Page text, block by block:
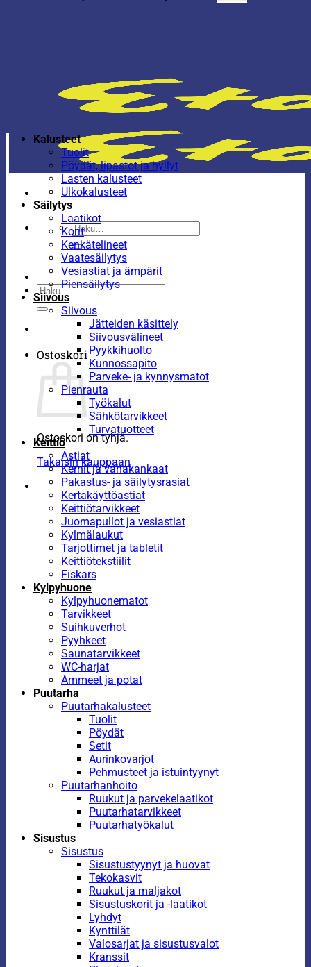
Etsi:
Etsi:
Ostoskori
Ostoskori on tyhjä.
Takaisin kauppaan
Kalusteet
Tuolit
Pöydät, lipastot ja hyllyt
Lasten kalusteet
Ulkokalusteet
Säilytys
Laatikot
Korit
Kenkätelineet
Vaatesäilytys
Vesiastiat ja ämpärit
Piensäilytys
Siivous
Siivous
Jätteiden käsittely
Siivousvälineet
Pyykkihuolto
Kunnossapito
Parveke- ja kynnysmatot
Pienrauta
Työkalut
Sähkötarvikkeet
Turvatuotteet
Keittiö
Astiat
Kernit ja vahakankaat
Pakastus- ja säilytysrasiat
Kertakäyttöastiat
Keittiötarvikkeet
Juomapullot ja vesiastiat
Kylmälaukut
Tarjottimet ja tabletit
Keittiötekstiilit
Fiskars
Kylpyhuone
Kylpyhuonematot
Tarvikkeet
Suihkuverhot
Pyyhkeet
Saunatarvikkeet
WC-harjat
Ammeet ja potat
Puutarha
Puutarhakalusteet
Tuolit
Pöydät
Setit
Aurinkovarjot
Pehmusteet ja istuintyynyt
Puutarhanhoito
Ruukut ja parvekelaatikot
Puutarhatarvikkeet
Puutarhatyökalut
Sisustus
Sisustus
Sisustustyynyt ja huovat
Tekokasvit
Ruukut ja maljakot
Sisustuskorit ja -laatikot
Lyhdyt
Kynttilät
Valosarjat ja sisustusvalot
Kranssit